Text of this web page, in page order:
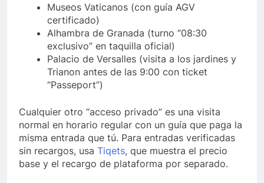
Museos Vaticanos (con guía AGV
certificado)
Alhambra de Granada (turno “08:30
exclusivo” en taquilla oficial)
Palacio de Versalles (visita a los jardines y
Trianon antes de las 9:00 con ticket
“Passeport”)
Cualquier otro “acceso privado” es una visita
normal en horario regular con un guía que paga la
misma entrada que tú. Para entradas verificadas
sin recargos, usa Tiqets, que muestra el precio
base y el recargo de plataforma por separado.